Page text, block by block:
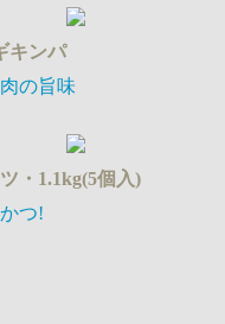
キンパ
の旨味
・1.1kg(5個入)
つ!